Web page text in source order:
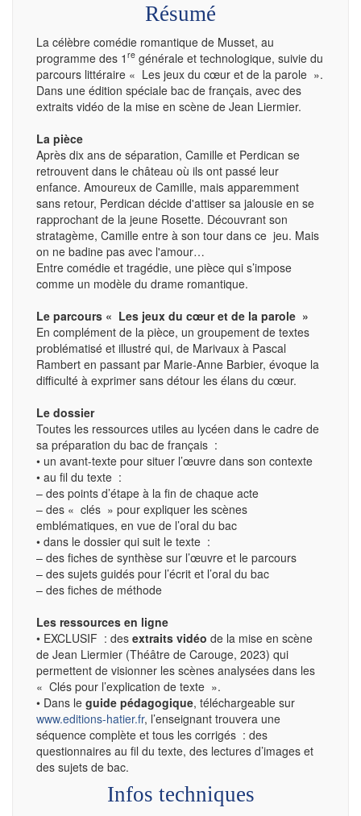
Résumé
La célèbre comédie romantique de Musset, au
programme des 1 re générale et technologique, suivie du
parcours littéraire « Les jeux du cœur et de la parole ».
Dans une édition spéciale bac de français, avec des
extraits vidéo de la mise en scène de Jean Liermier.
La pièce
Après dix ans de séparation, Camille et Perdican se
retrouvent dans le château où ils ont passé leur
enfance. Amoureux de Camille, mais apparemment
sans retour, Perdican décide d'attiser sa jalousie en se
rapprochant de la jeune Rosette. Découvrant son
stratagème, Camille entre à son tour dans ce jeu. Mais
on ne badine pas avec l'amour…
Entre comédie et tragédie, une pièce qui s’impose
comme un modèle du drame romantique.
Le parcours « Les jeux du cœur et de la parole »
En complément de la pièce, un groupement de textes
problématisé et illustré qui, de Marivaux à Pascal
Rambert en passant par Marie-Anne Barbier, évoque la
difficulté à exprimer sans détour les élans du cœur.
Le dossier
Toutes les ressources utiles au lycéen dans le cadre de
sa préparation du bac de français :
• un avant-texte pour situer l’œuvre dans son contexte
• au fil du texte :
– des points d’étape à la fin de chaque acte
– des « clés » pour expliquer les scènes
emblématiques, en vue de l’oral du bac
• dans le dossier qui suit le texte :
– des fiches de synthèse sur l’œuvre et le parcours
– des sujets guidés pour l’écrit et l’oral du bac
– des fiches de méthode
Les ressources en ligne
• EXCLUSIF : des extraits vidéo de la mise en scène
de Jean Liermier (Théâtre de Carouge, 2023) qui
permettent de visionner les scènes analysées dans les
« Clés pour l’explication de texte ».
• Dans le guide pédagogique, téléchargeable sur
www.editions-hatier.fr, l’enseignant trouvera une
séquence complète et tous les corrigés : des
questionnaires au fil du texte, des lectures d’images et
des sujets de bac.
Infos techniques